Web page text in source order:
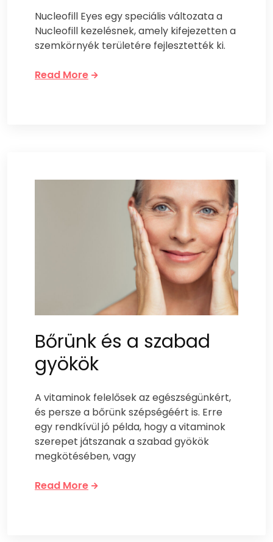
Nucleofill Eyes egy speciális változata a
Nucleofill kezelésnek, amely kifejezetten a
szemkörnyék területére fejlesztették ki.
Read More
Bőrünk és a szabad
gyökök
A vitaminok felelősek az egészségünkért,
és persze a bőrünk szépségéért is. Erre
egy rendkívül jó példa, hogy a vitaminok
szerepet játszanak a szabad gyökök
megkötésében, vagy
Read More